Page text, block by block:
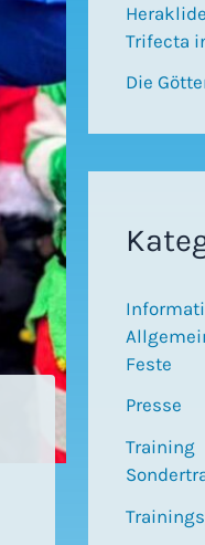
Trifecta
Die
Feste
Presse
Training